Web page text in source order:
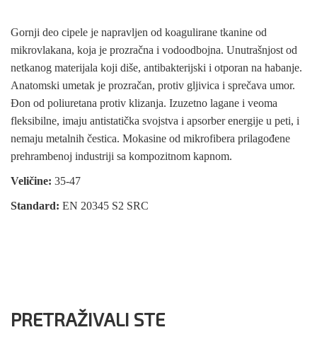
Gornji deo cipele je napravljen od koagulirane tkanine od
mikrovlakana, koja je prozračna i vodoodbojna. Unutrašnjost od
netkanog materijala koji diše, antibakterijski i otporan na habanje.
Anatomski umetak je prozračan, protiv gljivica i sprečava umor.
Đon od poliuretana protiv klizanja. Izuzetno lagane i veoma
fleksibilne, imaju antistatička svojstva i apsorber energije u peti, i
nemaju metalnih čestica. Mokasine od mikrofibera prilagođene
prehrambenoj industriji sa kompozitnom kapnom.
Veličine: 35-47
Standard: EN 20345 S2 SRC
PRETRAŽIVALI STE